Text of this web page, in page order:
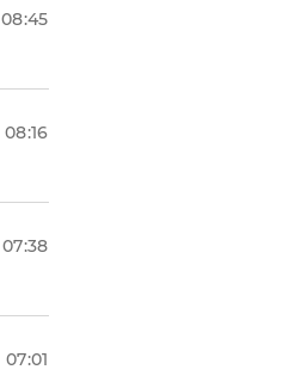
08:45
08:16
07:38
07:01